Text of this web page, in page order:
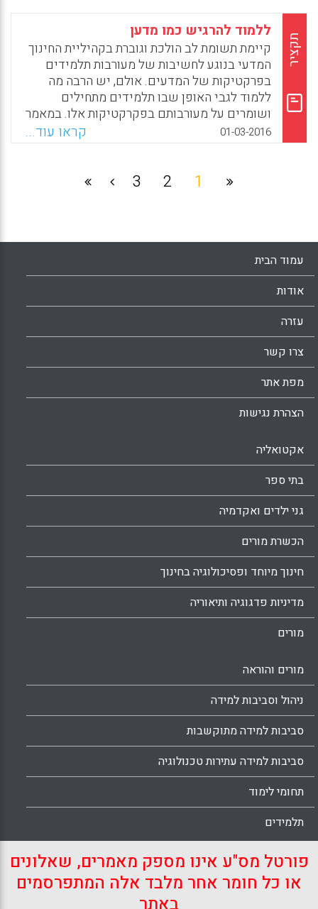
השני משתמש במספר דוגמאות קליניות כדי
לתאר דפוסים של הימנעות מגעגוע: איסור,
הכחשה, קשרים שטוחים, הימנעות וחוסר יכולת
להיפרד. המאמר מסתיים בבחינה של היבטים
בריאים ומסתגלים של געגוע אשר ניתן להשתמש
בהם עבור חיים עשירים ובריאים יותר (Galiya
Rabinovitch, Efrat Kass).
WhatsApp
Facebook
Email
X
תקציר
ללמוד להרגיש כמו מדען
קיימת תשומת לב הולכת וגוברת בקהיליית החינוך
המדעי בנוגע לחשיבות של מעורבות תלמידים
בפרקטיקות של המדעים. אולם, יש הרבה מה
ללמוד לגבי האופן שבו תלמידים מתחילים
ושומרים על מעורבותם בפקרקטיקות אלו. במאמר
זה, המחברים טוענים שאפקט אפיסטמי—רגשות
ותחושות הנחווים במדעים, כגון ההתרגשות מהיות
חלק ממה שמדרבן ומייצב מעורבות דיסציפלינרית
01-03-2016 קראו עוד...
1
2
3
עמוד הבית
אודות
עזרה
צרו קשר
מפת אתר
הצהרת נגישות
אקטואליה
בתי ספר
גני ילדים ואקדמיה
הכשרת מורים
חינוך מיוחד ופסיכולוגיה בחינוך
מדיניות פדגוגיה ותיאוריה
מורים
מורים והוראה
ניהול וסביבות למידה
סביבות למידה מתוקשבות
סביבות למידה עתירות טכנולוגיה
תחומי לימוד
תלמידים
פורטל מס"ע אינו מספק מאמרים, שאלונים
או כל חומר אחר מלבד אלה המתפרסמים